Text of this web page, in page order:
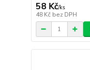
58 Kč/ks
48 Kč bez DPH